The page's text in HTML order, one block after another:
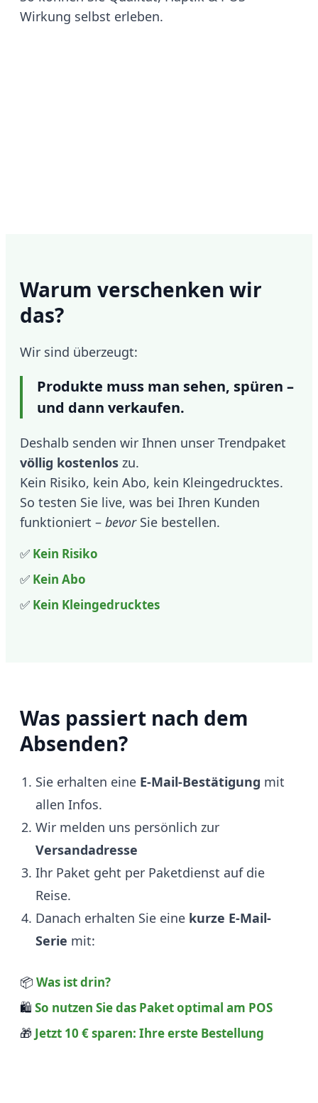
Wirkung selbst erleben.
Warum verschenken wir
das?
Wir sind überzeugt:
Produkte muss man sehen, spüren –
und dann verkaufen.
Deshalb senden wir Ihnen unser Trendpaket
völlig kostenlos zu.
Kein Risiko, kein Abo, kein Kleingedrucktes.
So testen Sie live, was bei Ihren Kunden
funktioniert – bevorSie bestellen.
✅ Kein Risiko
✅ Kein Abo
✅ Kein Kleingedrucktes
Was passiert nach dem
Absenden?
Sie erhalten eine E-Mail-Bestätigung mit
allen Infos.
Wir melden uns persönlich zur
Versandadresse
Ihr Paket geht per Paketdienst auf die
Reise.
Danach erhalten Sie eine kurze E-Mail-
Serie mit:
📦 Was ist drin?
🛍️ So nutzen Sie das Paket optimal am POS
🎁 Jetzt 10 € sparen: Ihre erste Bestellung